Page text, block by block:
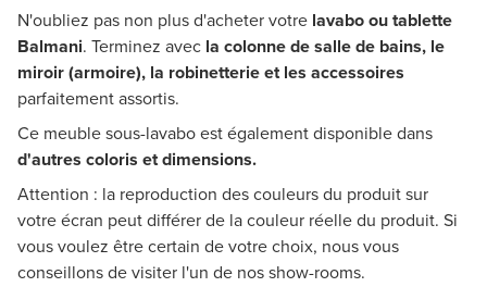
N'oubliez pas non plus d'acheter votre lavabo ou tablette
Balmani. Terminez avec la colonne de salle de bains, le
miroir (armoire), la robinetterie et les accessoires
parfaitement assortis.
Ce meuble sous-lavabo est également disponible dans
d'autres coloris et dimensions.
Attention : la reproduction des couleurs du produit sur
votre écran peut différer de la couleur réelle du produit. Si
vous voulez être certain de votre choix, nous vous
conseillons de visiter l'un de nos show-rooms.